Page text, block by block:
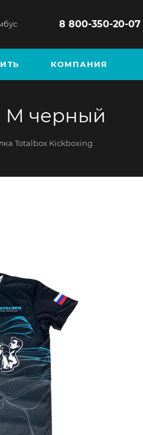
8 800-350-20-07
КОМПАНИЯ
M черный
Totalbox Kickboxing